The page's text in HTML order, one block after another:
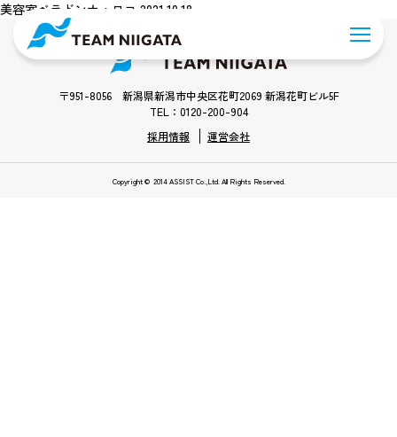
美容室ベラドンナ・ロコ 2021.10.18
〒951-8056 新潟県新潟市中央区花町2069 新潟花町ビル5F
TEL：0120-200-904
採用情報
運営会社
Copyright © 2014 ASSIST Co.,Ltd. All Rights Reserved.